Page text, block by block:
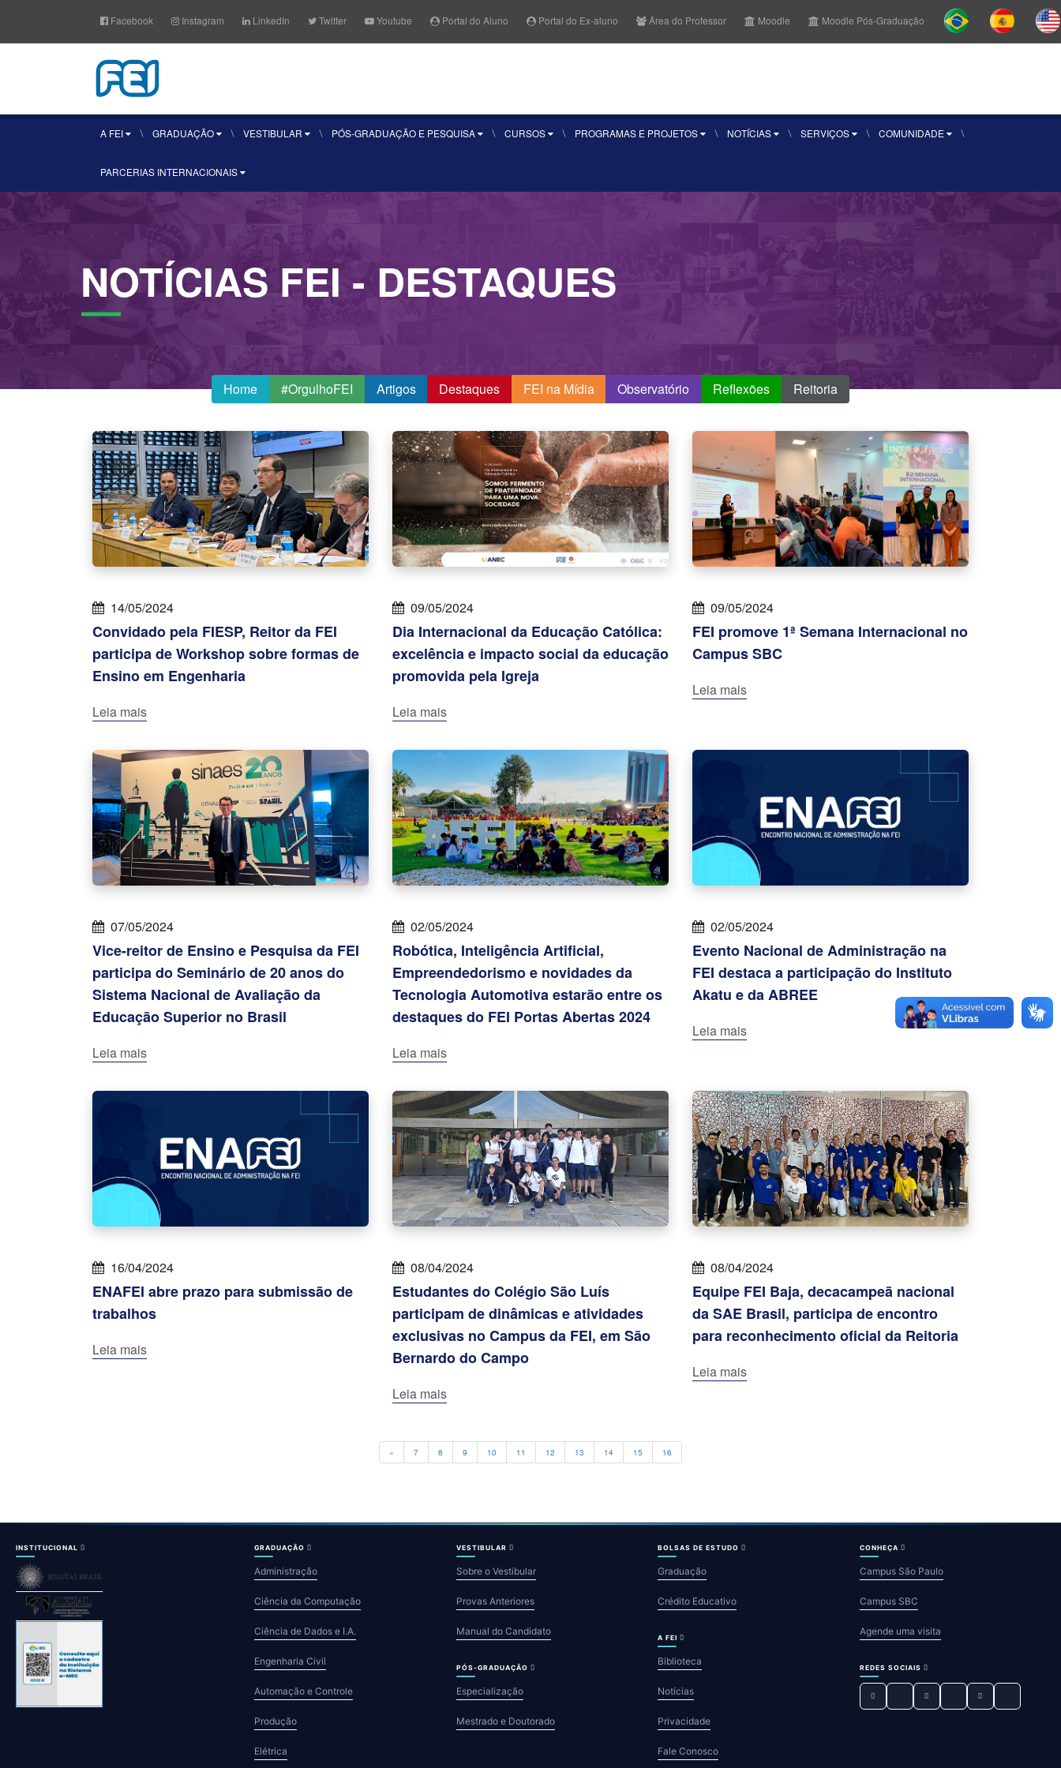
Facebook Instagram LinkedIn Twitter Youtube Portal do Aluno Portal do Ex-aluno Área do Professor Moodle Moodle Pós-Graduação
A FEI GRADUAÇÃO VESTIBULAR PÓS-GRADUAÇÃO E PESQUISA CURSOS PROGRAMAS E PROJETOS NOTÍCIAS SERVIÇOS COMUNIDADE
PARCERIAS INTERNACIONAIS
NOTÍCIASFEI- DESTAQUES
Home #OrgulhoFEI Artigos Destaques FEI na Mídia Observatório Reflexões Reitoria
14/05/2024
Convidado pela FIESP, Reitor da FEI
participa de Workshop sobre formas de
Ensino em Engenharia
Leia mais
09/05/2024
Dia Internacional da Educação Católica:
excelência e impacto social da educação
promovida pela Igreja
Leia mais
09/05/2024
FEI promove 1ª Semana Internacional no
Campus SBC
Leia mais
07/05/2024
Vice-reitor de Ensino e Pesquisa da FEI
participa do Seminário de 20 anos do
Sistema Nacional de Avaliação da
Educação Superior no Brasil
Leia mais
02/05/2024
Robótica, Inteligência Artificial,
Empreendedorismo e novidades da
Tecnologia Automotiva estarão entre os
destaques do FEI Portas Abertas 2024
Leia mais
02/05/2024
Evento Nacional de Administração na
FEI destaca a participação do Instituto
Akatu e da ABREE
Leia mais
16/04/2024
ENAFEI abre prazo para submissão de
trabalhos
Leia mais
08/04/2024
Estudantes do Colégio São Luís
participam de dinâmicas e atividades
exclusivas no Campus da FEI, em São
Bernardo do Campo
Leia mais
08/04/2024
Equipe FEI Baja, decacampeã nacional
da SAE Brasil, participa de encontro
para reconhecimento oficial da Reitoria
Leia mais
« Previous
7 8 9 10 11 12 13 14 15 16
INSTITUCIONAL GRADUAÇÃO
Administração
Ciência da Computação
Ciência de Dados e I.A.
Engenharia Civil
Automação e Controle
Produção
Elétrica
VESTIBULAR
Sobre o Vestibular
Provas Anteriores
Manual do Candidato
PÓS-GRADUAÇÃO
Especialização
Mestrado e Doutorado
BOLSAS DE ESTUDO
Graduação
Crédito Educativo
A FEI
Biblioteca
Notícias
Privacidade
Fale Conosco
CONHEÇA
Campus São Paulo
Campus SBC
Agende uma visita
REDES SOCIAIS